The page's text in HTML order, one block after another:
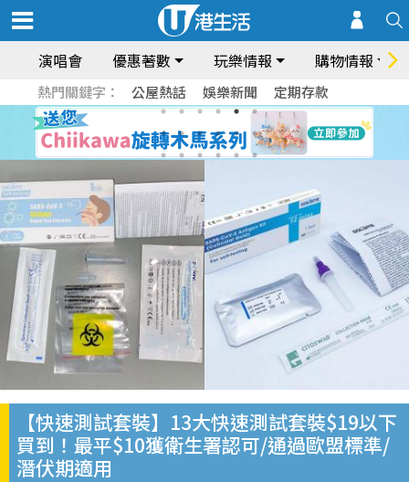
演唱會 優惠著數 玩樂情報 購物情報
熱門關鍵字： 公屋熱話 娛樂新聞 定期存款
【快速測試套裝】13大快速測試套裝$19以下
買到！最平$10獲衛生署認可/通過歐盟標準/
潛伏期適用